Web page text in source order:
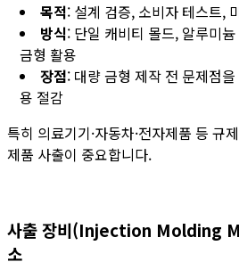
목적: 설계 검증, 소비자 테스트,
방식: 단일 캐비티 몰드, 알루미
금형 활용
장점: 대량 금형 제작 전 문제점
용 절감
특히 의료기기·자동차·전자제품 등 규
제품 사출이 중요합니다.
사출 장비(Injection Molding
소